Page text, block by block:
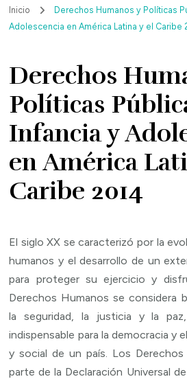
Inicio
Derechos Humanos y Políticas
Adolescencia en América Latina y el Caribe
Derechos
Políticas
Infancia y
en América
Caribe 2014
El siglo XX se caracterizó por la
humanos y el desarrollo de un
para proteger su ejercicio y
Derechos Humanos se considera
la seguridad, la justicia y la
indispensable para la democracia y
y social de un país. Los
parte de la Declaración Universal